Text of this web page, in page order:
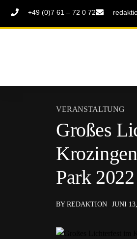
+49 (0)7 61 – 72 0 72
VERANSTALTUNG
Großes
Park 2022
BY REDAKTION JUNI